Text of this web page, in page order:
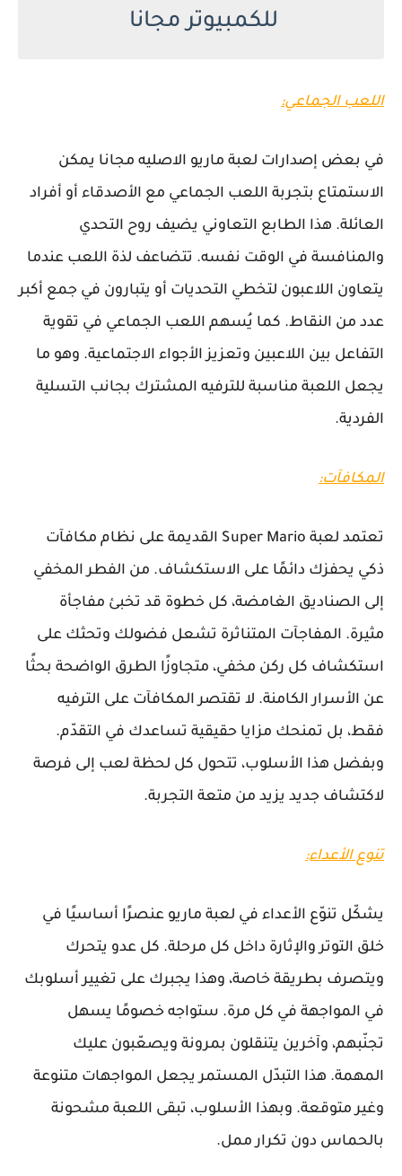
للكمبيوتر مجانا
اللعب الجماعي:
في بعض إصدارات لعبة ماريو الاصليه مجانا يمكن
الاستمتاع بتجربة اللعب الجماعي مع الأصدقاء أو أفراد
العائلة. هذا الطابع التعاوني يضيف روح التحدي
والمنافسة في الوقت نفسه. تتضاعف لذة اللعب عندما
يتعاون اللاعبون لتخطي التحديات أو يتبارون في جمع أكبر
عدد من النقاط. كما يُسهم اللعب الجماعي في تقوية
التفاعل بين اللاعبين وتعزيز الأجواء الاجتماعية. وهو ما
يجعل اللعبة مناسبة للترفيه المشترك بجانب التسلية
الفردية.
المكافآت:
تعتمد لعبة Super Mario القديمة على نظام مكافآت
ذكي يحفزك دائمًا على الاستكشاف. من الفطر المخفي
إلى الصناديق الغامضة، كل خطوة قد تخبئ مفاجأة
مثيرة. المفاجآت المتناثرة تشعل فضولك وتحثك على
استكشاف كل ركن مخفي، متجاوزًا الطرق الواضحة بحثًا
عن الأسرار الكامنة. لا تقتصر المكافآت على الترفيه
فقط، بل تمنحك مزايا حقيقية تساعدك في التقدّم.
وبفضل هذا الأسلوب، تتحول كل لحظة لعب إلى فرصة
لاكتشاف جديد يزيد من متعة التجربة.
تنوع الأعداء:
يشكّل تنوّع الأعداء في لعبة ماريو عنصرًا أساسيًا في
خلق التوتر والإثارة داخل كل مرحلة. كل عدو يتحرك
ويتصرف بطريقة خاصة، وهذا يجبرك على تغيير أسلوبك
في المواجهة في كل مرة. ستواجه خصومًا يسهل
تجنّبهم، وآخرين يتنقلون بمرونة ويصعّبون عليك
المهمة. هذا التبدّل المستمر يجعل المواجهات متنوعة
وغير متوقعة. وبهذا الأسلوب، تبقى اللعبة مشحونة
بالحماس دون تكرار ممل.